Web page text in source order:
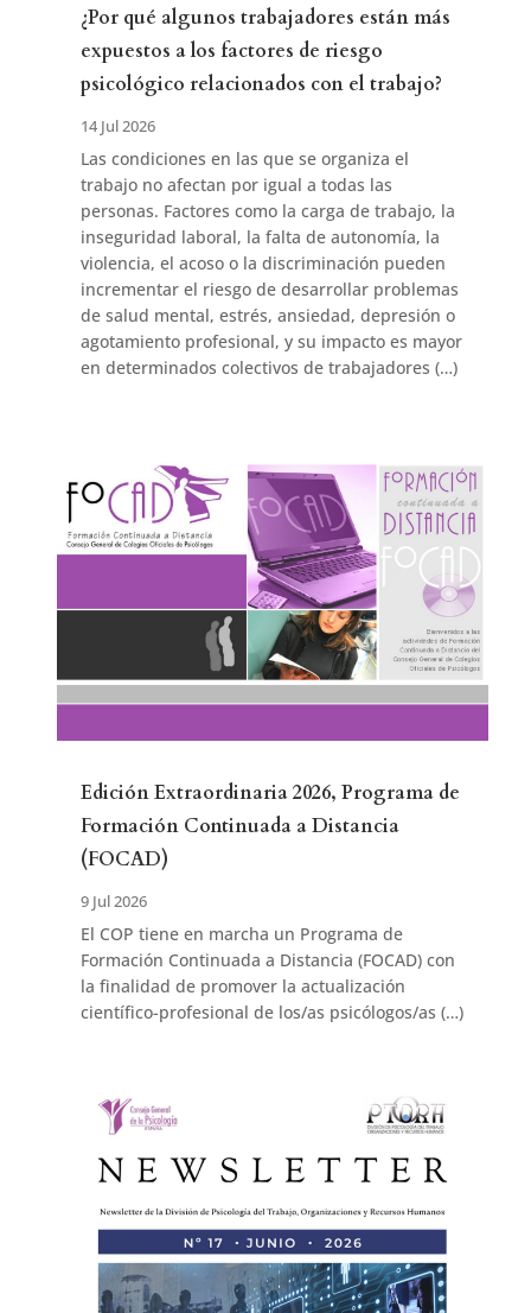
¿Por qué algunos trabajadores están más
expuestos a los factores de riesgo
psicológico relacionados con el trabajo?
14 Jul 2026
Las condiciones en las que se organiza el
trabajo no afectan por igual a todas las
personas. Factores como la carga de trabajo, la
inseguridad laboral, la falta de autonomía, la
violencia, el acoso o la discriminación pueden
incrementar el riesgo de desarrollar problemas
de salud mental, estrés, ansiedad, depresión o
agotamiento profesional, y su impacto es mayor
en determinados colectivos de trabajadores (…)
Edición Extraordinaria 2026, Programa de
Formación Continuada a Distancia
(FOCAD)
9 Jul 2026
El COP tiene en marcha un Programa de
Formación Continuada a Distancia (FOCAD) con
la finalidad de promover la actualización
científico-profesional de los/as psicólogos/as (…)